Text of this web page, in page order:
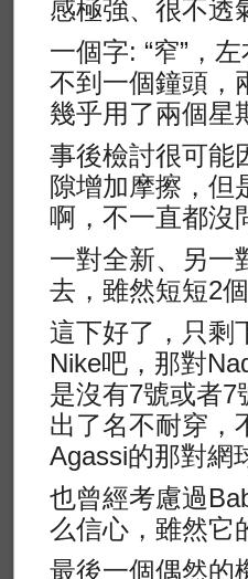
感極強、很不透
一個字: “窄”，
不到一個鐘頭，
幾乎用了兩個星
事後檢討很可能
隙增加摩擦，但
啊，不一直都沒
一對全新、另一
去，雖然短短2
這下好了，只剩
Nike吧，那對
是沒有7號或者7
出了名不耐穿，
Agassi的那對網
也曾經考慮過
么信心，雖然它
最後一個偶然的